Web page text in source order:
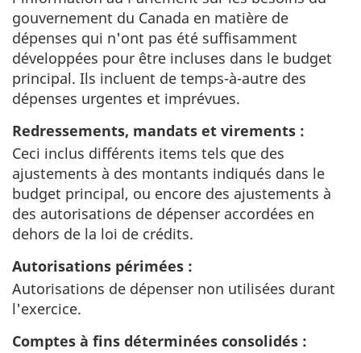
gouvernement du Canada en matière de
dépenses qui n'ont pas été suffisamment
développées pour être incluses dans le budget
principal. Ils incluent de temps-à-autre des
dépenses urgentes et imprévues.
Redressements, mandats et virements :
Ceci inclus différents items tels que des
ajustements à des montants indiqués dans le
budget principal, ou encore des ajustements à
des autorisations de dépenser accordées en
dehors de la loi de crédits.
Autorisations périmées :
Autorisations de dépenser non utilisées durant
l'exercice.
Comptes à fins déterminées consolidés :